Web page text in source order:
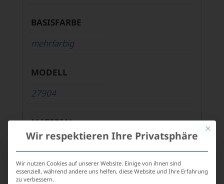
BASISFARBE
mehrfarbig
MODELL
27904
MATERIAL
50% Baumwolle, 50% Polyacryl
SAISON
Mit
Wir respektieren Ihre Privatsphäre
Wir nutzen Cookies auf unserer Website. Einige von ihnen sind
essenziell, während andere uns helfen, diese Website und Ihre Erfahrung
zu verbessern.